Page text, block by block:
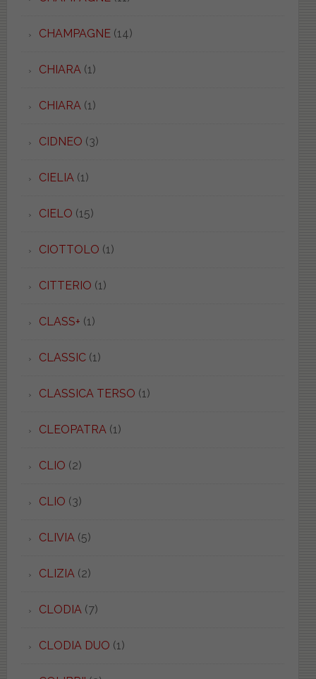
CHAMPAGNE(14)
CHIARA (1)
CHIARA (1)
CIDNEO (3)
CIELIA (1)
CIELO (15)
CIOTTOLO (1)
CITTERIO (1)
CLASS+ (1)
CLASSIC(1)
CLASSICA TERSO (1)
CLEOPATRA (1)
CLIO (2)
CLIO (3)
CLIVIA (5)
CLIZIA (2)
CLODIA (7)
CLODIA DUO (1)